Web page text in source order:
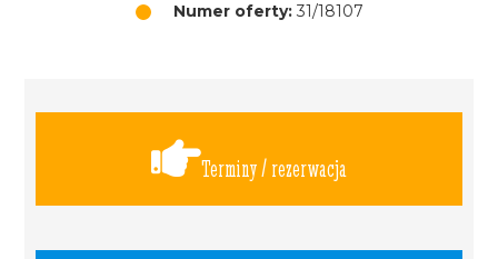
Numer oferty:31/18107
Terminy / rezerwacja